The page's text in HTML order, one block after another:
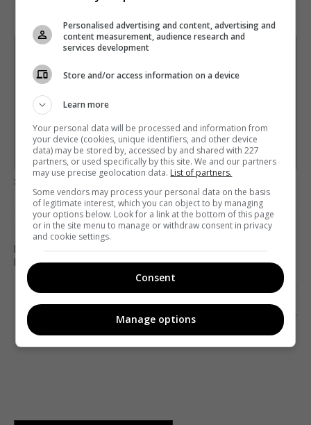
Щотижневий лист з найцікавішим.
Пишемо з любов'ю
Підписатись→
Предоставлено SendPulse
загрузка...
Попередня стаття
ВИДАННЯ THE DAILY TELEGRAPH ВИСТАВИЛИ
НА ПРОДАЖ
Наступна стаття
СПІВРОБІТНИКИ FACEBOOK НАПИСАЛИ ЛИСТ
ЦУКЕРБЕРГУ ПРО ПОЛІТИЧНУ РЕКЛАМУ
Personalised advertising and content, advertising and
content measurement, audience research and
services development
Store and/or access information on a device
Learn more
Your personal data will be processed and information from
your device (cookies, unique identifiers, and other device
data) may be stored by, accessed by and shared with 227
partners, or used specifically by this site. We and our partners
may use precise geolocation data. List of partners.
Some vendors may process your personal data on the basis
of legitimate interest, which you can object to by managing
your options below. Look for a link at the bottom of this page
or in the site menu to manage or withdraw consent in privacy
and cookie settings.
Consent
Manage options